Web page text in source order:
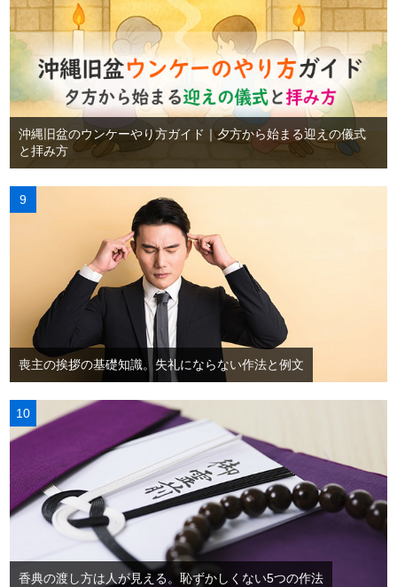
沖縄旧盆のウンケーやり方ガイド｜夕方から始まる迎えの儀式
と拝み方
喪主の挨拶の基礎知識。失礼にならない作法と例文
香典の渡し方は人が見える。恥ずかしくない5つの作法